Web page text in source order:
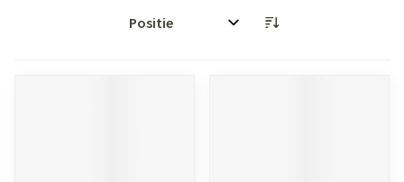
Sorteer op: